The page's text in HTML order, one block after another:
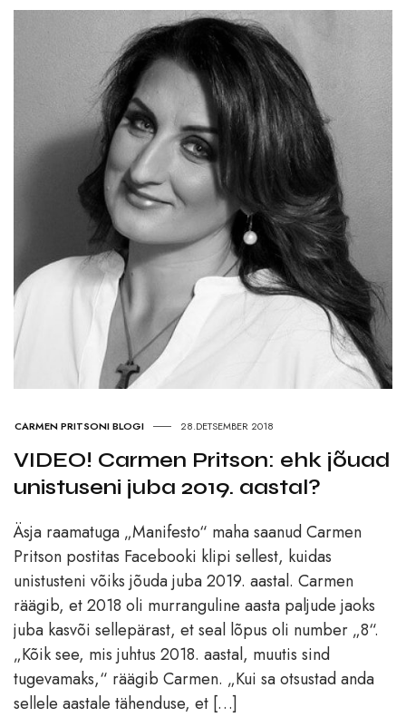
CARMEN PRITSONI BLOGI 28.DETSEMBER 2018
VIDEO! Carmen Pritson: ehk jõuad
unistuseni juba 2019. aastal?
Äsja raamatuga „Manifesto“ maha saanud Carmen
Pritson postitas Facebooki klipi sellest, kuidas
unistusteni võiks jõuda juba 2019. aastal. Carmen
räägib, et 2018 oli murranguline aasta paljude jaoks
juba kasvõi sellepärast, et seal lõpus oli number „8“.
„Kõik see, mis juhtus 2018. aastal, muutis sind
tugevamaks,“ räägib Carmen. „Kui sa otsustad anda
sellele aastale tähenduse, et […]